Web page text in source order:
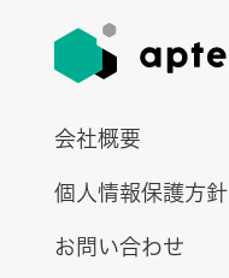
会社概要
個人情報保護方針
お問い合わせ